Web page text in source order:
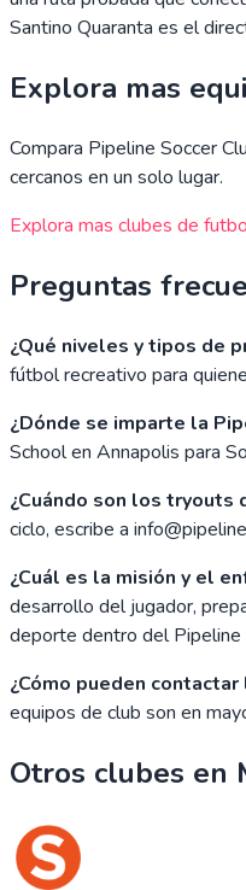
Santino Quaranta es el
Explora mas
Compara Pipeline Soccer
cercanos en un solo lugar.
Explora mas clubes de
Preguntas
¿Qué niveles y tipos de
fútbol recreativo para
¿Dónde se imparte la
School en Annapolis para
¿Cuándo son los tryouts
ciclo, escribe a
¿Cuál es la misión y el
desarrollo del jugador,
deporte dentro del Pipeline
¿Cómo pueden
equipos de club son en
Otros clubes en